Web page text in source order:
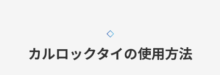
カルロックタイの使用方法